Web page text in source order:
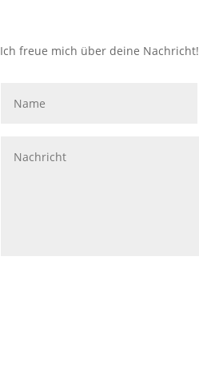
Ich freue mich über deine Nachricht!